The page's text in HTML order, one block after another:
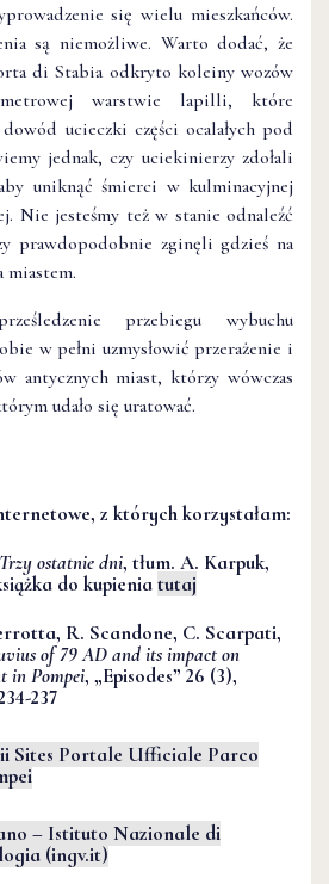
się wielu mieszkańców.
są niemożliwe. Warto dodać, że
di Stabia odkryto koleiny wozów
warstwie lapilli, które
ucieczki części ocalałych pod
jednak, czy uciekinierzy zdołali
uniknąć śmierci w kulminacyjnej
Nie jesteśmy też w stanie odnaleźć
prawdopodobnie zginęli gdzieś na
przebiegu wybuchu
w pełni uzmysłowić przerażenie i
antycznych miast, którzy wówczas
udało się uratować.
z których korzystałam:
ostatnie dni, tłum. A. Karpuk,
do kupieniatutaj
R. Scandone, C. Scarpati,
of 79 AD and its impact on
in Pompei, „Episodes” 26 (3),
237
Sites Portale Ufficiale Parco
– Istituto Nazionale di
(ingv.it)